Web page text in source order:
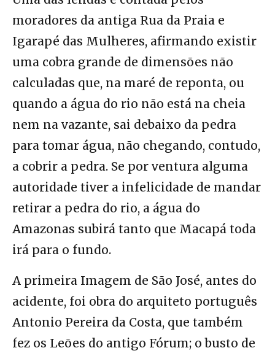
moradores da antiga Rua da Praia e
Igarapé das Mulheres, afirmando existir
uma cobra grande de dimensões não
calculadas que, na maré de reponta, ou
quando a água do rio não está na cheia
nem na vazante, sai debaixo da pedra
para tomar água, não chegando, contudo,
a cobrir a pedra. Se por ventura alguma
autoridade tiver a infelicidade de mandar
retirar a pedra do rio, a água do
Amazonas subirá tanto que Macapá toda
irá para o fundo.
A primeira Imagem de São José, antes do
acidente, foi obra do arquiteto português
Antonio Pereira da Costa, que também
fez os Leões do antigo Fórum; o busto de